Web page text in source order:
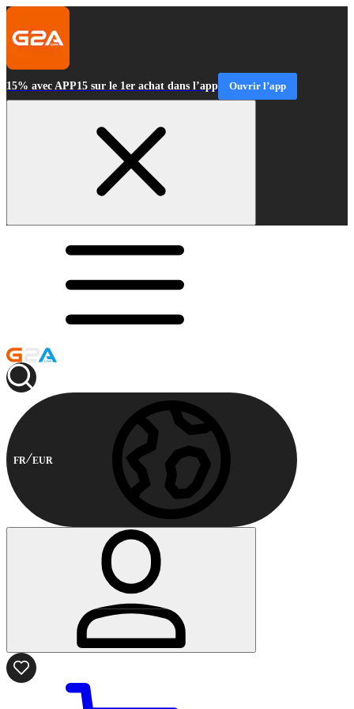
15% avec APP15 sur le 1er achat dans l’app Ouvrir l’app
FR EUR